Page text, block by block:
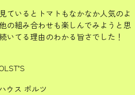
ているとトマトもなかなか人気のよ
の組み合わせも楽しんでみようと思
いてる理由のわかる旨さでした！
ウス ボルツ